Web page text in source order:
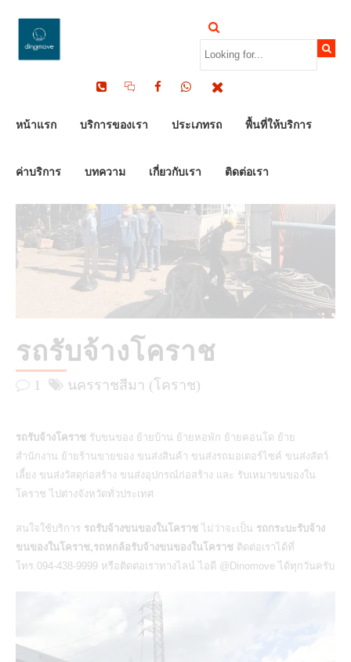
หน้าแรก บริการของเรา ประเภทรถ พื้นที่ให้บริการ
ค่าบริการ บทความ เกี่ยวกับเรา ติดต่อเรา
รถรับจ้างโคราช
1 นครราชสีมา (โคราช)
รถรับจ้างโคราช รับขนของ ย้ายบ้าน ย้ายหอพัก ย้ายคอนโด ย้าย
สำนักงาน ย้ายร้านขายของ ขนส่งสินค้า ขนส่งรถมอเตอร์ไซค์ ขนส่งสัตว์
เลี้ยง ขนส่งวัสดุก่อสร้าง ขนส่งอุปกรณ์ก่อสร้าง และ รับเหมาขนของใน
โคราช ไปต่างจังหวัดทั่วประเทศ
สนใจใช้บริการ รถรับจ้างขนของในโคราช ไม่ว่าจะเป็น รถกระบะรับจ้าง
ขนของในโคราช,รถหกล้อรับจ้างขนของในโคราช ติดต่อเราได้ที่
โทร.094-438-9999 หรือติดต่อเราทางไลน์ ไอดี @Dinomove ได้ทุกวันครับ